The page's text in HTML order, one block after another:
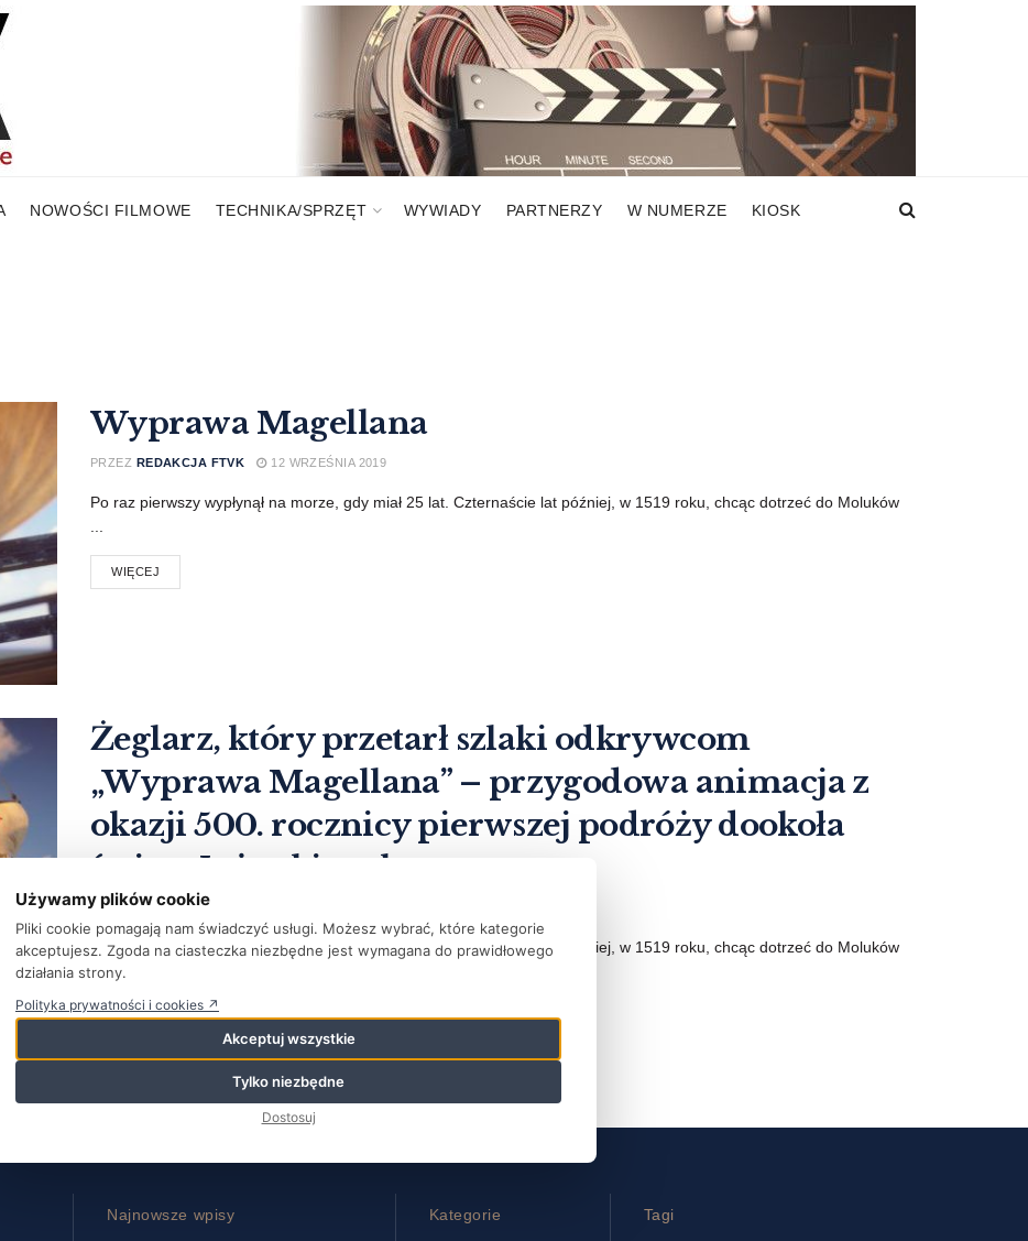
NOWOŚCI FILMOWE TECHNIKA/SPRZĘT WYWIADY PARTNERZY W NUMERZE KIOSK
Wyprawa Magellana
PRZEZ REDAKCJA FTVK 12 WRZEŚNIA 2019
Po raz pierwszy wypłynął na morze, gdy miał 25 lat. Czternaście lat później, w 1519 roku, chcąc dotrzeć do Moluków
WIĘCEJ
Żeglarz, który przetarł szlaki odkrywcom
„Wyprawa Magellana” – przygodowa animacja z
okazji 500. rocznicy pierwszej podróży dookoła
świata Już w kinach
PRZEZ REDAKCJA FTVK
Po raz pierwszy wypłynął na morze, gdy miał 25 lat. Czternaście lat później, w 1519 roku, chcąc dotrzeć do Moluków
...
WIĘCEJ
Najnowsze wpisy Kategorie Tagi
Używamy plików cookie
Pliki cookie pomagają nam świadczyć usługi. Możesz wybrać, które kategorie
akceptujesz. Zgoda na ciasteczka niezbędne jest wymagana do prawidłowego
działania strony.
Polityka prywatności i cookies ↗
Akceptuj wszystkie
Tylko niezbędne
Dostosuj